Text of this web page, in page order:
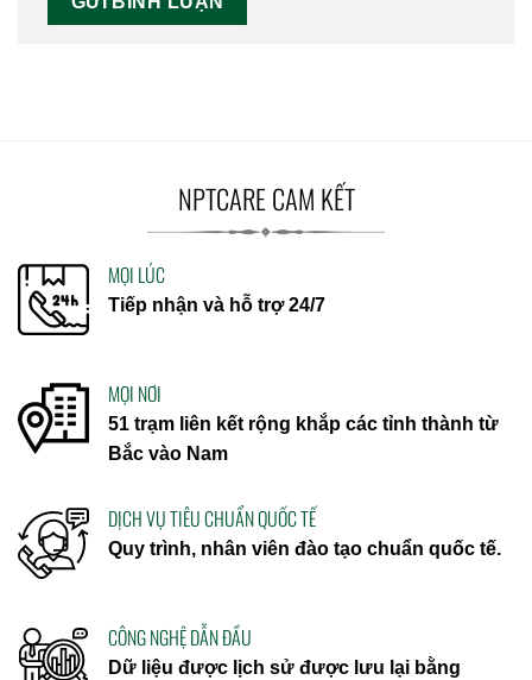
NPTCARE CAM KẾT
MỌI LÚC
Tiếp nhận và hỗ trợ 24/7
MỌI NƠI
51 trạm liên kết rộng khắp các tỉnh thành từ
Bắc vào Nam
DỊCH VỤ TIÊU CHUẨN QUỐC TẾ
Quy trình, nhân viên đào tạo chuẩn quốc tế.
CÔNG NGHỆ DẪN ĐẦU
Dữ liệu được lịch sử được lưu lại bằng